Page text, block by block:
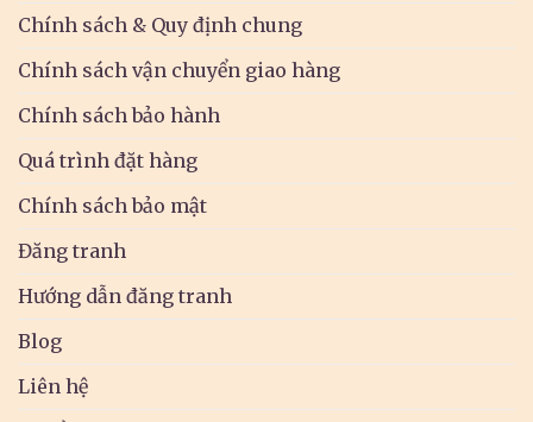
Chính sách & Quy định chung
Chính sách vận chuyển giao hàng
Chính sách bảo hành
Quá trình đặt hàng
Chính sách bảo mật
Đăng tranh
Hướng dẫn đăng tranh
Blog
Liên hệ